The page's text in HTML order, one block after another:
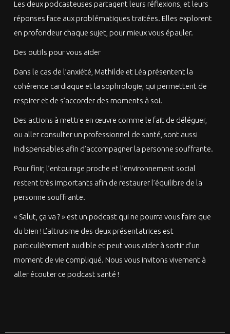
Les deux podcasteuses partagent leurs réflexions, et leurs
réponses face aux problématiques traitées. Elles explorent
en profondeur chaque sujet, pour mieux vous épauler.
Des outils pour vous aider
Dans le cas de l’anxiété, Mathilde et Léa présentent la
cohérence cardiaque et la sophrologie, qui permettent de
respirer et de s’accorder des moments à soi.
Des actions à mettre en œuvre comme le fait de déléguer,
ou aller consulter un professionnel de santé, sont aussi
indispensables afin d’accompagner la personne souffrante.
Pour finir, l’entourage proche et l’environnement social
restent très importants afin de restaurer l’équilibre de la
personne souffrante.
« Salut, ça va ? » est un podcast qui ne pourra vous faire que
du bien ! L’altruisme des deux présentatrices est
particulièrement audible et peut vous aider à sortir d’un
moment de vie compliqué. Nous vous invitons vivement à
aller écouter ce podcast santé !